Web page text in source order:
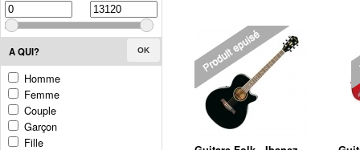
A QUI? OK
Homme
Femme
Couple
Garçon
Fille